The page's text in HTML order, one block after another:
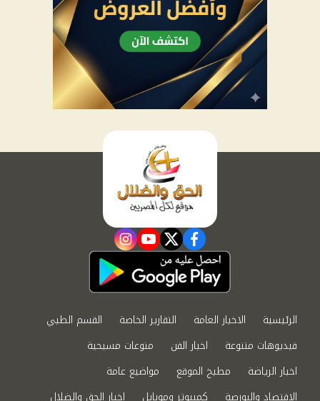
facebook
twitter
youtube
instagram
الرئيسية الاخبار العامة التقارير الخاصة
القسم الطبي
فيديوهات متنوعة
اخبار الفن
منوعات مسيحية
اخبار الرياضة
مطبخ الموقع
مواضيع عامة
الاقتصاد والبورصة
كمبيوتر وموبايل اخبار الحق والضلال